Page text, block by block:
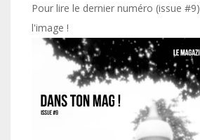
Pour lire le dernier numéro (issue
l'image !